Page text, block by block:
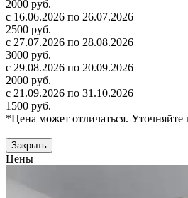
2000 руб.
с 16.06.2026 по 26.07.2026
2500 руб.
с 27.07.2026 по 28.08.2026
3000 руб.
с 29.08.2026 по 20.09.2026
2000 руб.
с 21.09.2026 по 31.10.2026
1500 руб.
*Цена может отличаться.
Закрыть
Цены